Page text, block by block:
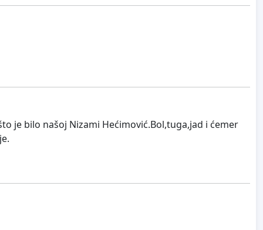
je bilo našoj Nizami Hećimović.Bol,tuga,jad i ćemer